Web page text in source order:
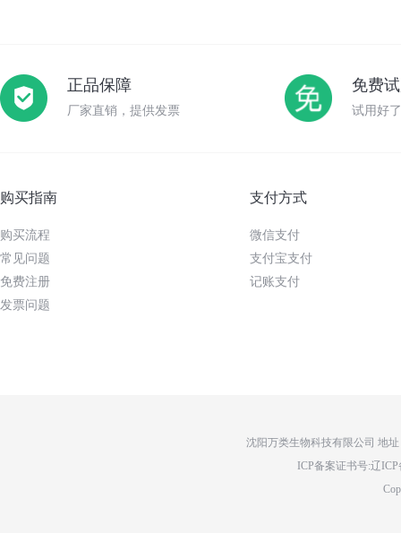
正品保障
厂家直销，提供发票
免费
试用好
购买指南
购买流程
常见问题
免费注册
发票问题
支付方式
微信支付
支付宝支付
记账支付
沈阳万类生物科技有限公司 地
ICP备案证书号:辽